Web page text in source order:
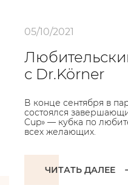
05/10/2021
с Dr.Körner
В конце сентября в
состоялся
Cup» — кубка по
всех желающих.
ЧИТАТЬ ДАЛЕЕ